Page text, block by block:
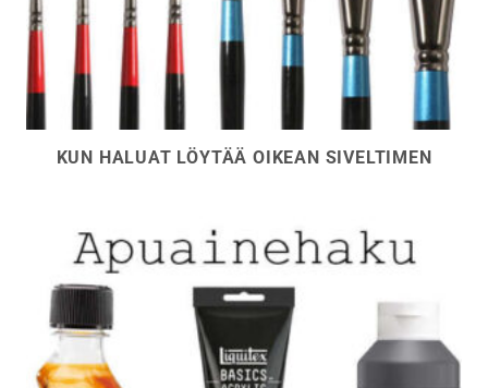
KUN HALUAT LÖYTÄÄ OIKEAN SIVELTIMEN